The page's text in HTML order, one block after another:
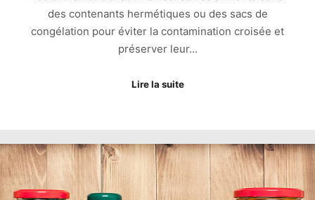
des contenants hermétiques ou des sacs de
congélation pour éviter la contamination croisée et
préserver leur…
Lire la suite